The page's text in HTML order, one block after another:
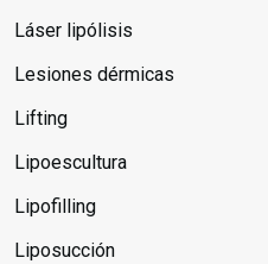
Láser lipólisis
Lesiones dérmicas
Lifting
Lipoescultura
Lipofilling
Liposucción